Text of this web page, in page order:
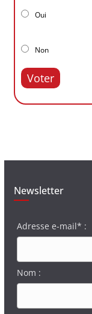
Oui
Non
Voter
Newsletter
Adresse e-mail* :
Nom :